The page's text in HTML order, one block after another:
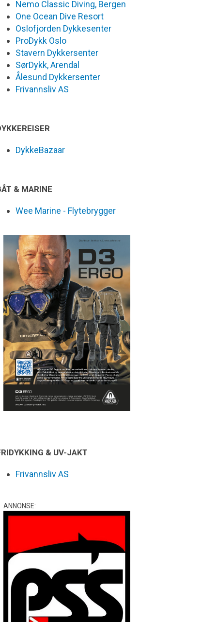
Nemo Classic Diving, Bergen
One Ocean Dive Resort
Oslofjorden Dykkesenter
ProDykk Oslo
Stavern Dykkersenter
SørDykk, Arendal
Ålesund Dykkersenter
Frivannsliv AS
DykkeBazaar
& MARINE
Wee Marine - Flytebrygger
& UV-JAKT
Frivannsliv AS
ANNONSE: